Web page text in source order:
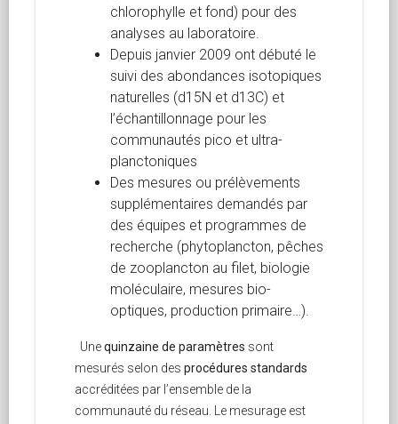
chlorophylle et fond) pour des
analyses au laboratoire.
Depuis janvier 2009 ont débuté le
suivi des abondances isotopiques
naturelles (d15N et d13C) et
l’échantillonnage pour les
communautés pico et ultra-
planctoniques
Des mesures ou prélèvements
supplémentaires demandés par
des équipes et programmes de
recherche (phytoplancton, pêches
de zooplancton au filet, biologie
moléculaire, mesures bio-
optiques, production primaire…).
Unequinzaine de paramètres sont
mesurés selon des procédures standards
accréditées par l’ensemble de la
communauté du réseau. Le mesurage est